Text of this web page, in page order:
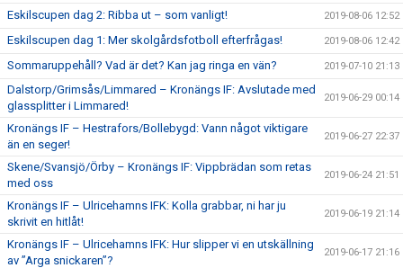
Eskilscupen dag 2: Ribba ut – som vanligt! 2019-08-06 12:52
Eskilscupen dag 1: Mer skolgårdsfotboll efterfrågas! 2019-08-06 12:42
Sommaruppehåll? Vad är det? Kan jag ringa en vän? 2019-07-10 21:13
Dalstorp/Grimsås/Limmared – Kronängs IF: Avslutade med
glassplitter i Limmared!
2019-06-29 00:14
Kronängs IF – Hestrafors/Bollebygd: Vann något viktigare
än en seger!
2019-06-27 22:37
Skene/Svansjö/Örby – Kronängs IF: Vippbrädan som retas
med oss
2019-06-24 21:51
Kronängs IF – Ulricehamns IFK: Kolla grabbar, ni har ju
skrivit en hitlåt!
2019-06-19 21:14
Kronängs IF – Ulricehamns IFK: Hur slipper vi en utskällning
av ”Arga snickaren”?
2019-06-17 21:16